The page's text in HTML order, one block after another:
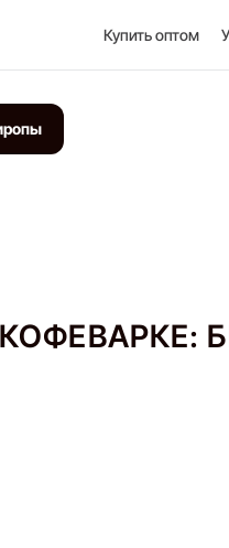
Купить оптом